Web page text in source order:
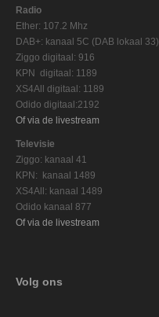
Radio
Ether: 107.2 Mhz
DAB+: kanaal 5C (DAB lokaal 33)
Ziggo digitaal: 916
KPN digitaal: 1189
XS4All digitaal: 1189
Odido digitaal:2192
Of via de livestream
Televisie
Ziggo: kanaal 41
KPN: kanaal 1489
XS4All: kanaal 1489
Odido kanaal 877
Of via de livestream
Volg ons